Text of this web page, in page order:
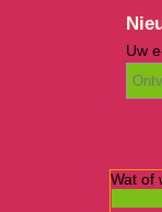
Uw
Wat of